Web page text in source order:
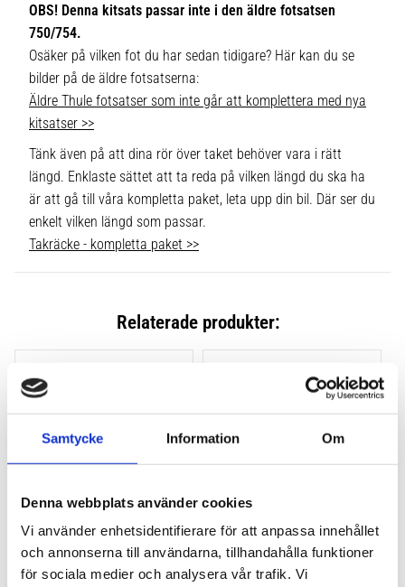
Samtycke Information Om
Denna webbplats använder cookies
Vi använder enhetsidentifierare för att anpassa innehållet
och annonserna till användarna, tillhandahålla funktioner
för sociala medier och analysera vår trafik. Vi
OBS! Denna kitsats passar inte i den äldre fotsatsen
750/754.
Osäker på vilken fot du har sedan tidigare? Här kan du se
bilder på de äldre fotsatserna:
Äldre Thule fotsatser som inte går att komplettera med nya
kitsatser >>
Tänk även på att dina rör över taket behöver vara i rätt
längd. Enklaste sättet att ta reda på vilken längd du ska ha
är att gå till våra kompletta paket, leta upp din bil. Där ser du
enkelt vilken längd som passar.
Takräcke - kompletta paket >>
Relaterade produkter:
THULE CLAMP EVO 4-
PACK 710500
THULE CLAMP EDGE 4-
PACK 720500
Lägg